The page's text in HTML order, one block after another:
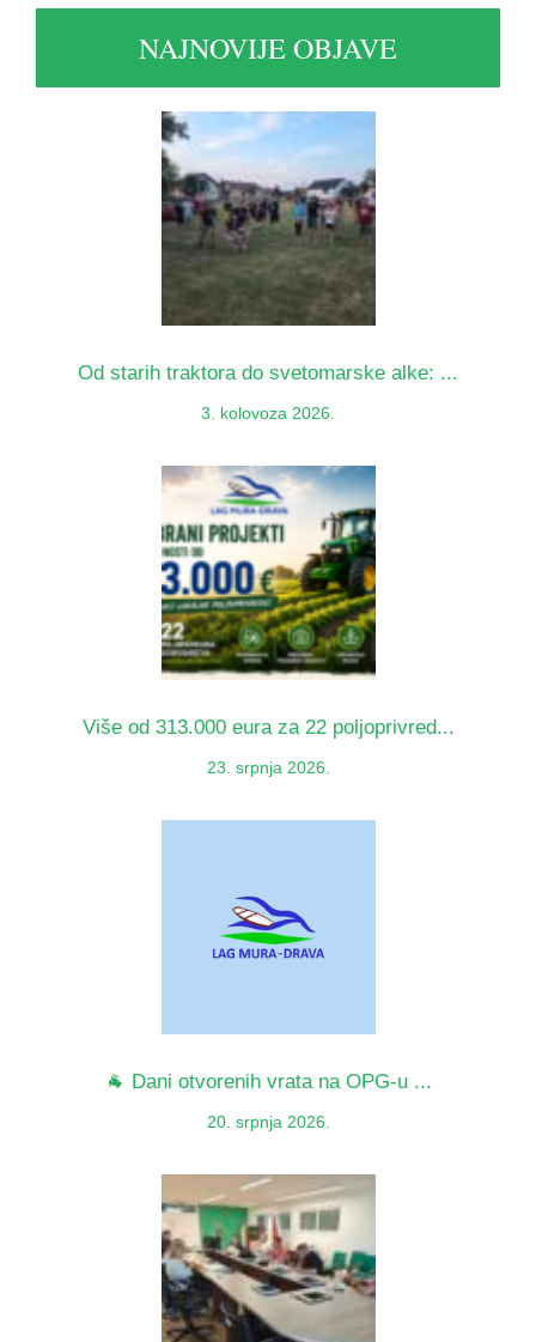
NAJNOVIJE OBJAVE
Od starih traktora do svetomarske alke: ...
3. kolovoza 2026.
Više od 313.000 eura za 22 poljoprivred...
23. srpnja 2026.
🐐 Dani otvorenih vrata na OPG-u ...
20. srpnja 2026.